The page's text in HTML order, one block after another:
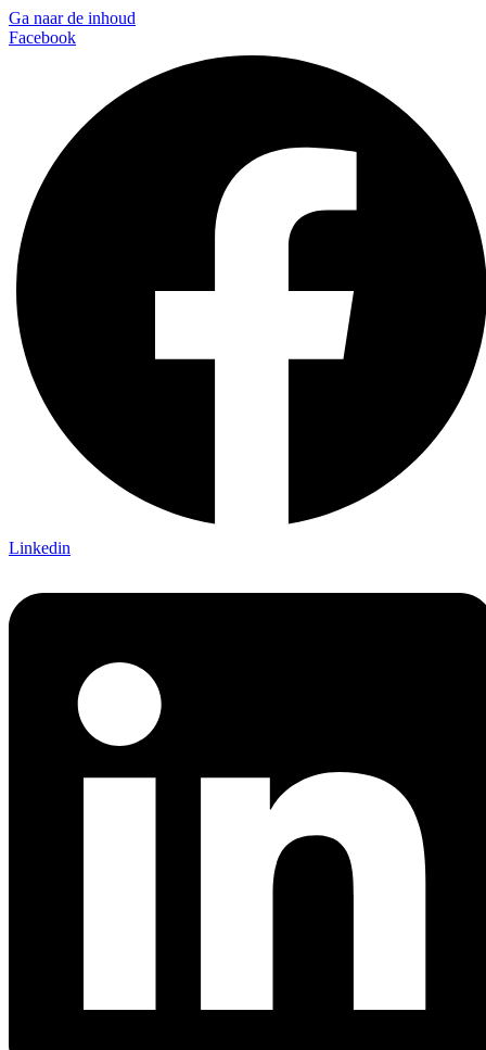
Ga naar de inhoud
Facebook
Linkedin